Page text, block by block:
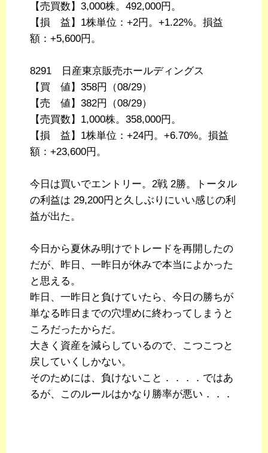
【売買数】3,000株。492,000円。
【損 益】1株単位：+2円。+1.22%。損益
額：+5,600円。
8291 日産東京販売ホールディングス
【買 値】358円（08/29）
【売 値】382円（08/29）
【売買数】1,000株。358,000円。
【損 益】1株単位：+24円。+6.70%。損益
額：+23,600円。
今日は買いでエントリー。2戦 2勝。トータル
の利益は 29,200円と久しぶりにいい感じの利
益が出た。
今日から夏休み明けでトレードを再開したの
だが、昨日、一昨日が休みで本当によかった
と思える。
昨日、一昨日と負けていたら、今日の勝ちが
単なる昨日までの穴埋めに終わってしまうと
ころだったからだ。
大きく資産を減らしているので、こつこつと
戻していくしかない。
そのためには、負けないこと．．．．ではあ
るが、このルールはかなり勝率が悪い．．．